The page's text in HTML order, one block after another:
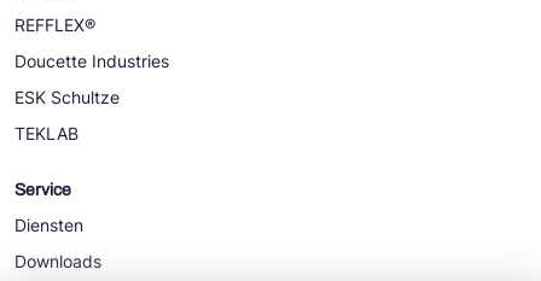
REFFLEX®
Doucette Industries
ESK Schultze
TEKLAB
Service
Diensten
Downloads